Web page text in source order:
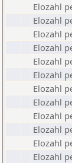
Elozahl
Elozahl
Elozahl
Elozahl
Elozahl
Elozahl
Elozahl
Elozahl
Elozahl
Elozahl
Elozahl
Elozahl